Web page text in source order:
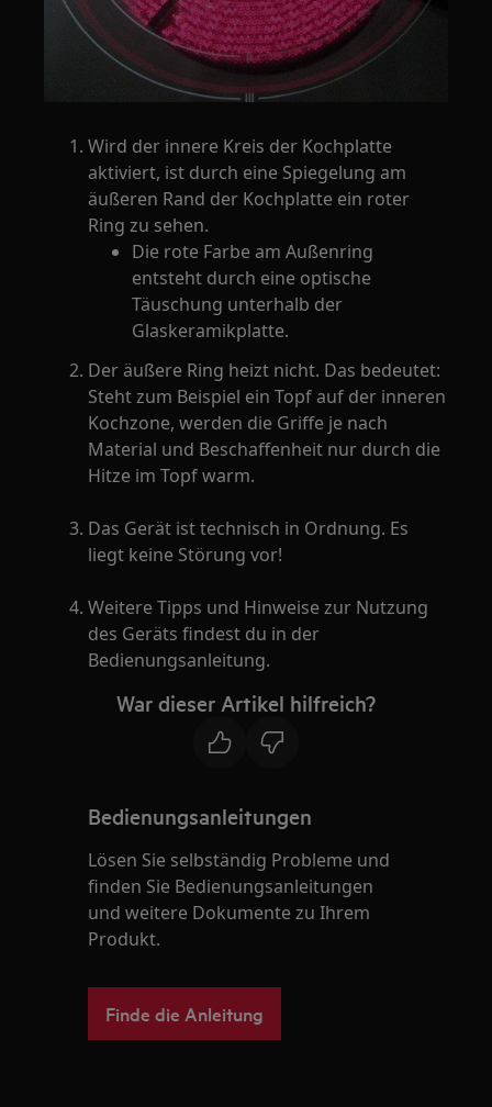
Wird der innere Kreis der Kochplatte
aktiviert, ist durch eine Spiegelung am
äußeren Rand der Kochplatte ein roter
Ring zu sehen.
Die rote Farbe am Außenring
entsteht durch eine optische
Täuschung unterhalb der
Glaskeramikplatte.
Der äußere Ring heizt nicht. Das bedeutet:
Steht zum Beispiel ein Topf auf der inneren
Kochzone, werden die Griffe je nach
Material und Beschaffenheit nur durch die
Hitze im Topf warm.
Das Gerät ist technisch in Ordnung. Es
liegt keine Störung vor!
Weitere Tipps und Hinweise zur Nutzung
des Geräts findest du in der
Bedienungsanleitung.
War dieser Artikel hilfreich?
Bedienungsanleitungen
Lösen Sie selbständig Probleme und
finden Sie Bedienungsanleitungen
und weitere Dokumente zu Ihrem
Produkt.
Finde die Anleitung